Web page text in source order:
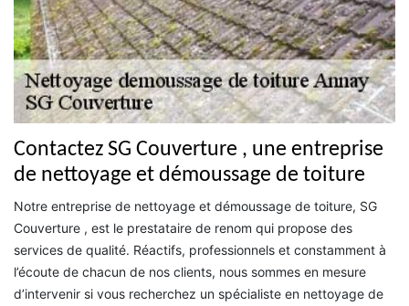
Contactez SG Couverture , une entreprise
de nettoyage et démoussage de toiture
Notre entreprise de nettoyage et démoussage de toiture, SG
Couverture , est le prestataire de renom qui propose des
services de qualité. Réactifs, professionnels et constamment à
l’écoute de chacun de nos clients, nous sommes en mesure
d’intervenir si vous recherchez un spécialiste en nettoyage de